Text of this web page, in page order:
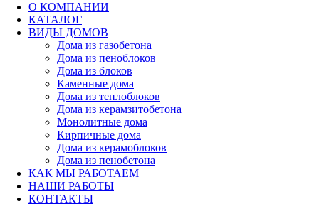
О КОМПАНИИ
КАТАЛОГ
ВИДЫ ДОМОВ
Дома из газобетона
Дома из пеноблоков
Дома из блоков
Каменные дома
Дома из теплоблоков
Дома из керамзитобетона
Монолитные дома
Кирпичные дома
Дома из керамоблоков
Дома из пенобетона
КАК МЫ РАБОТАЕМ
НАШИ РАБОТЫ
КОНТАКТЫ